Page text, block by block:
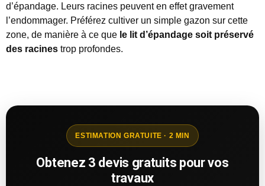
d’épandage. Leurs racines peuvent en effet gravement
l’endommager. Préférez cultiver un simple gazon sur cette
zone, de manière à ce que le lit d’épandage soit préservé
des racines trop profondes.
ESTIMATION GRATUITE · 2 MIN
Obtenez 3 devis gratuits pour vos
travaux